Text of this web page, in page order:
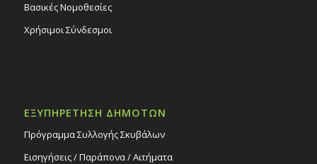
Βασικές Νομοθεσίες
Χρήσιμοι Σύνδεσμοι
ΕΞΥΠΗΡΕΤΗΣΗ ΔΗΜΟΤΩΝ
Πρόγραμμα Συλλογής Σκυβάλων
Εισηγήσεις / Παράπονα / Αιτήματα